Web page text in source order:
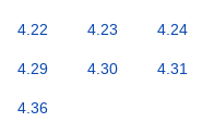
4.22 4.23 4.24
4.29 4.30 4.31
4.36